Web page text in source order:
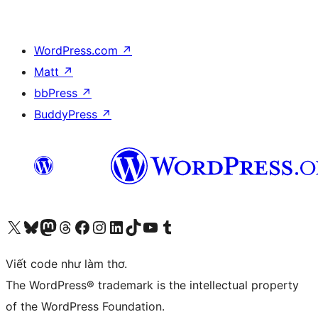
WordPress.com ↗
Matt ↗
bbPress ↗
BuddyPress ↗
Truy cập tài khoản X (trước đây là Twitter) của chúng tôiVisit our Bluesky account
Visit our Mastodon account
Visit our Threads account
Xem trang Facebook của chúng tôiTruy cập tài khoản Instagram của chúng tôiTruy cập tài khoản LinkedIn của chúng tôiVisit our TikTok account
Truy cập kênh YouTube của chúng tôi Visit our Tumblr account
Viết code như làm thơ.
The WordPress® trademark is the intellectual property
of the WordPress Foundation.